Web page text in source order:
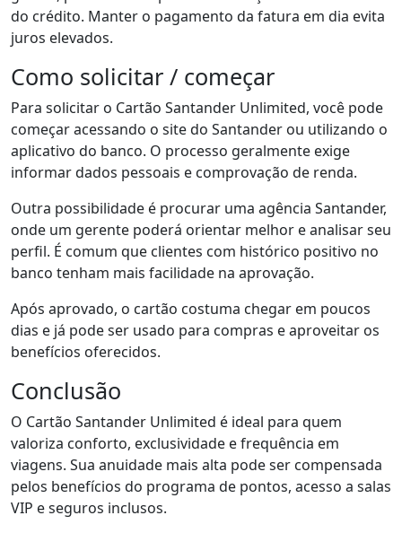
do crédito. Manter o pagamento da fatura em dia evita
juros elevados.
Como solicitar / começar
Para solicitar o Cartão Santander Unlimited, você pode
começar acessando o site do Santander ou utilizando o
aplicativo do banco. O processo geralmente exige
informar dados pessoais e comprovação de renda.
Outra possibilidade é procurar uma agência Santander,
onde um gerente poderá orientar melhor e analisar seu
perfil. É comum que clientes com histórico positivo no
banco tenham mais facilidade na aprovação.
Após aprovado, o cartão costuma chegar em poucos
dias e já pode ser usado para compras e aproveitar os
benefícios oferecidos.
Conclusão
O Cartão Santander Unlimited é ideal para quem
valoriza conforto, exclusividade e frequência em
viagens. Sua anuidade mais alta pode ser compensada
pelos benefícios do programa de pontos, acesso a salas
VIP e seguros inclusos.